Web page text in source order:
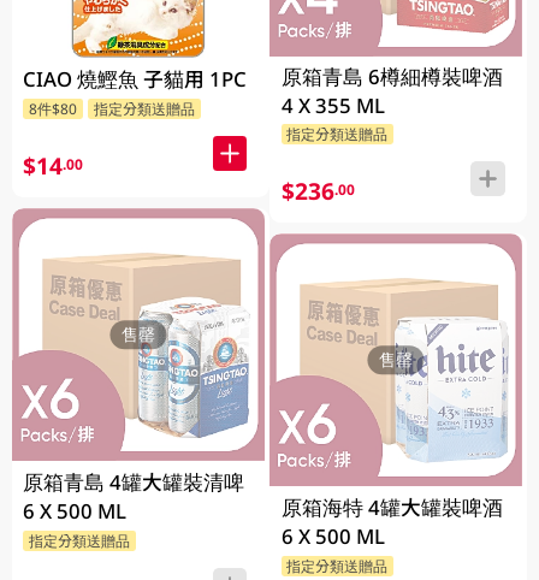
CIAO 燒鰹魚 子貓用 1PC
8件$80 指定分類送贈品
$14.00
售罄
原箱青島 4罐大罐裝清啤
6 X 500 ML
指定分類送贈品
原箱青島 6樽細樽裝啤酒
4 X 355 ML
指定分類送贈品
$236.00
售罄
原箱海特 4罐大罐裝啤酒
6 X 500 ML
指定分類送贈品